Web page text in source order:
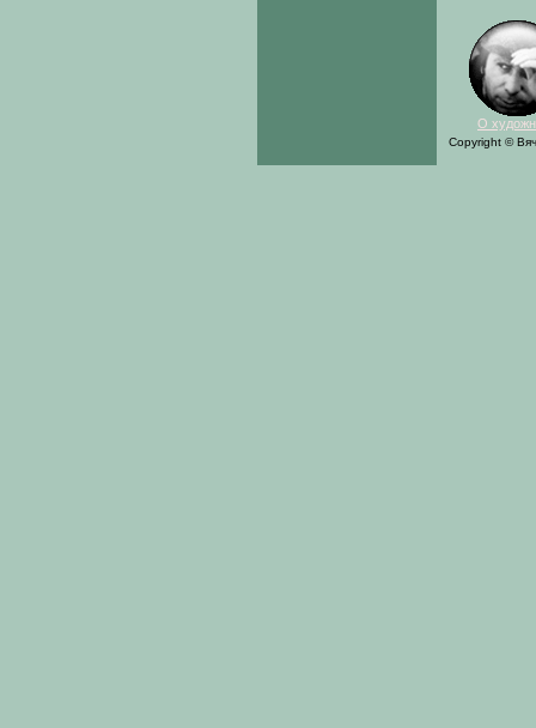
О
Copyright ©